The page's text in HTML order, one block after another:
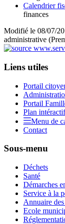
Calendrier
finances
Modifié le 08/07/
administrative
Liens utiles
Portail
Portail
Plan intéractif
Menu de
Contact
Sous-menu
Déchets
Santé
Démarches
Service à la
Annuaire
Ecole